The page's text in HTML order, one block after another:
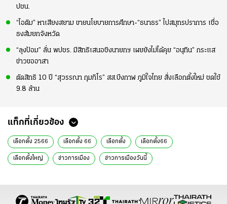
ปชน.
“ไอติม” หาเสียงสยาม ขายนโยบายการศึกษา-“ธนาธร” ไปสมุทรปราการ เชื่อ
ธงส้มยกจังหวัด
“ลุงป้อม” ลั่น พปชร. มีสิทธิเสนอชิงนายกฯ เผยยังไม่ได้คุย “อนุทิน” กระแส
ข่าวขออาสา
ตัดสิทธิ 10 ปี “สุวรรณา กุมภิโร” สส.บึงกาฬ ภูมิใจไทย สั่งเลือกตั้งใหม่ ชดใช้
9.8 ล้าน
แท็กที่เกี่ยวข้อง
เลือกตั้ง 2566 เลือกตั้ง 66 เลือกตั้ง เลือกตั้ง66
เลือกตั้งใหญ่ ข่าวการเมือง ข่าวการเมืองวันนี้